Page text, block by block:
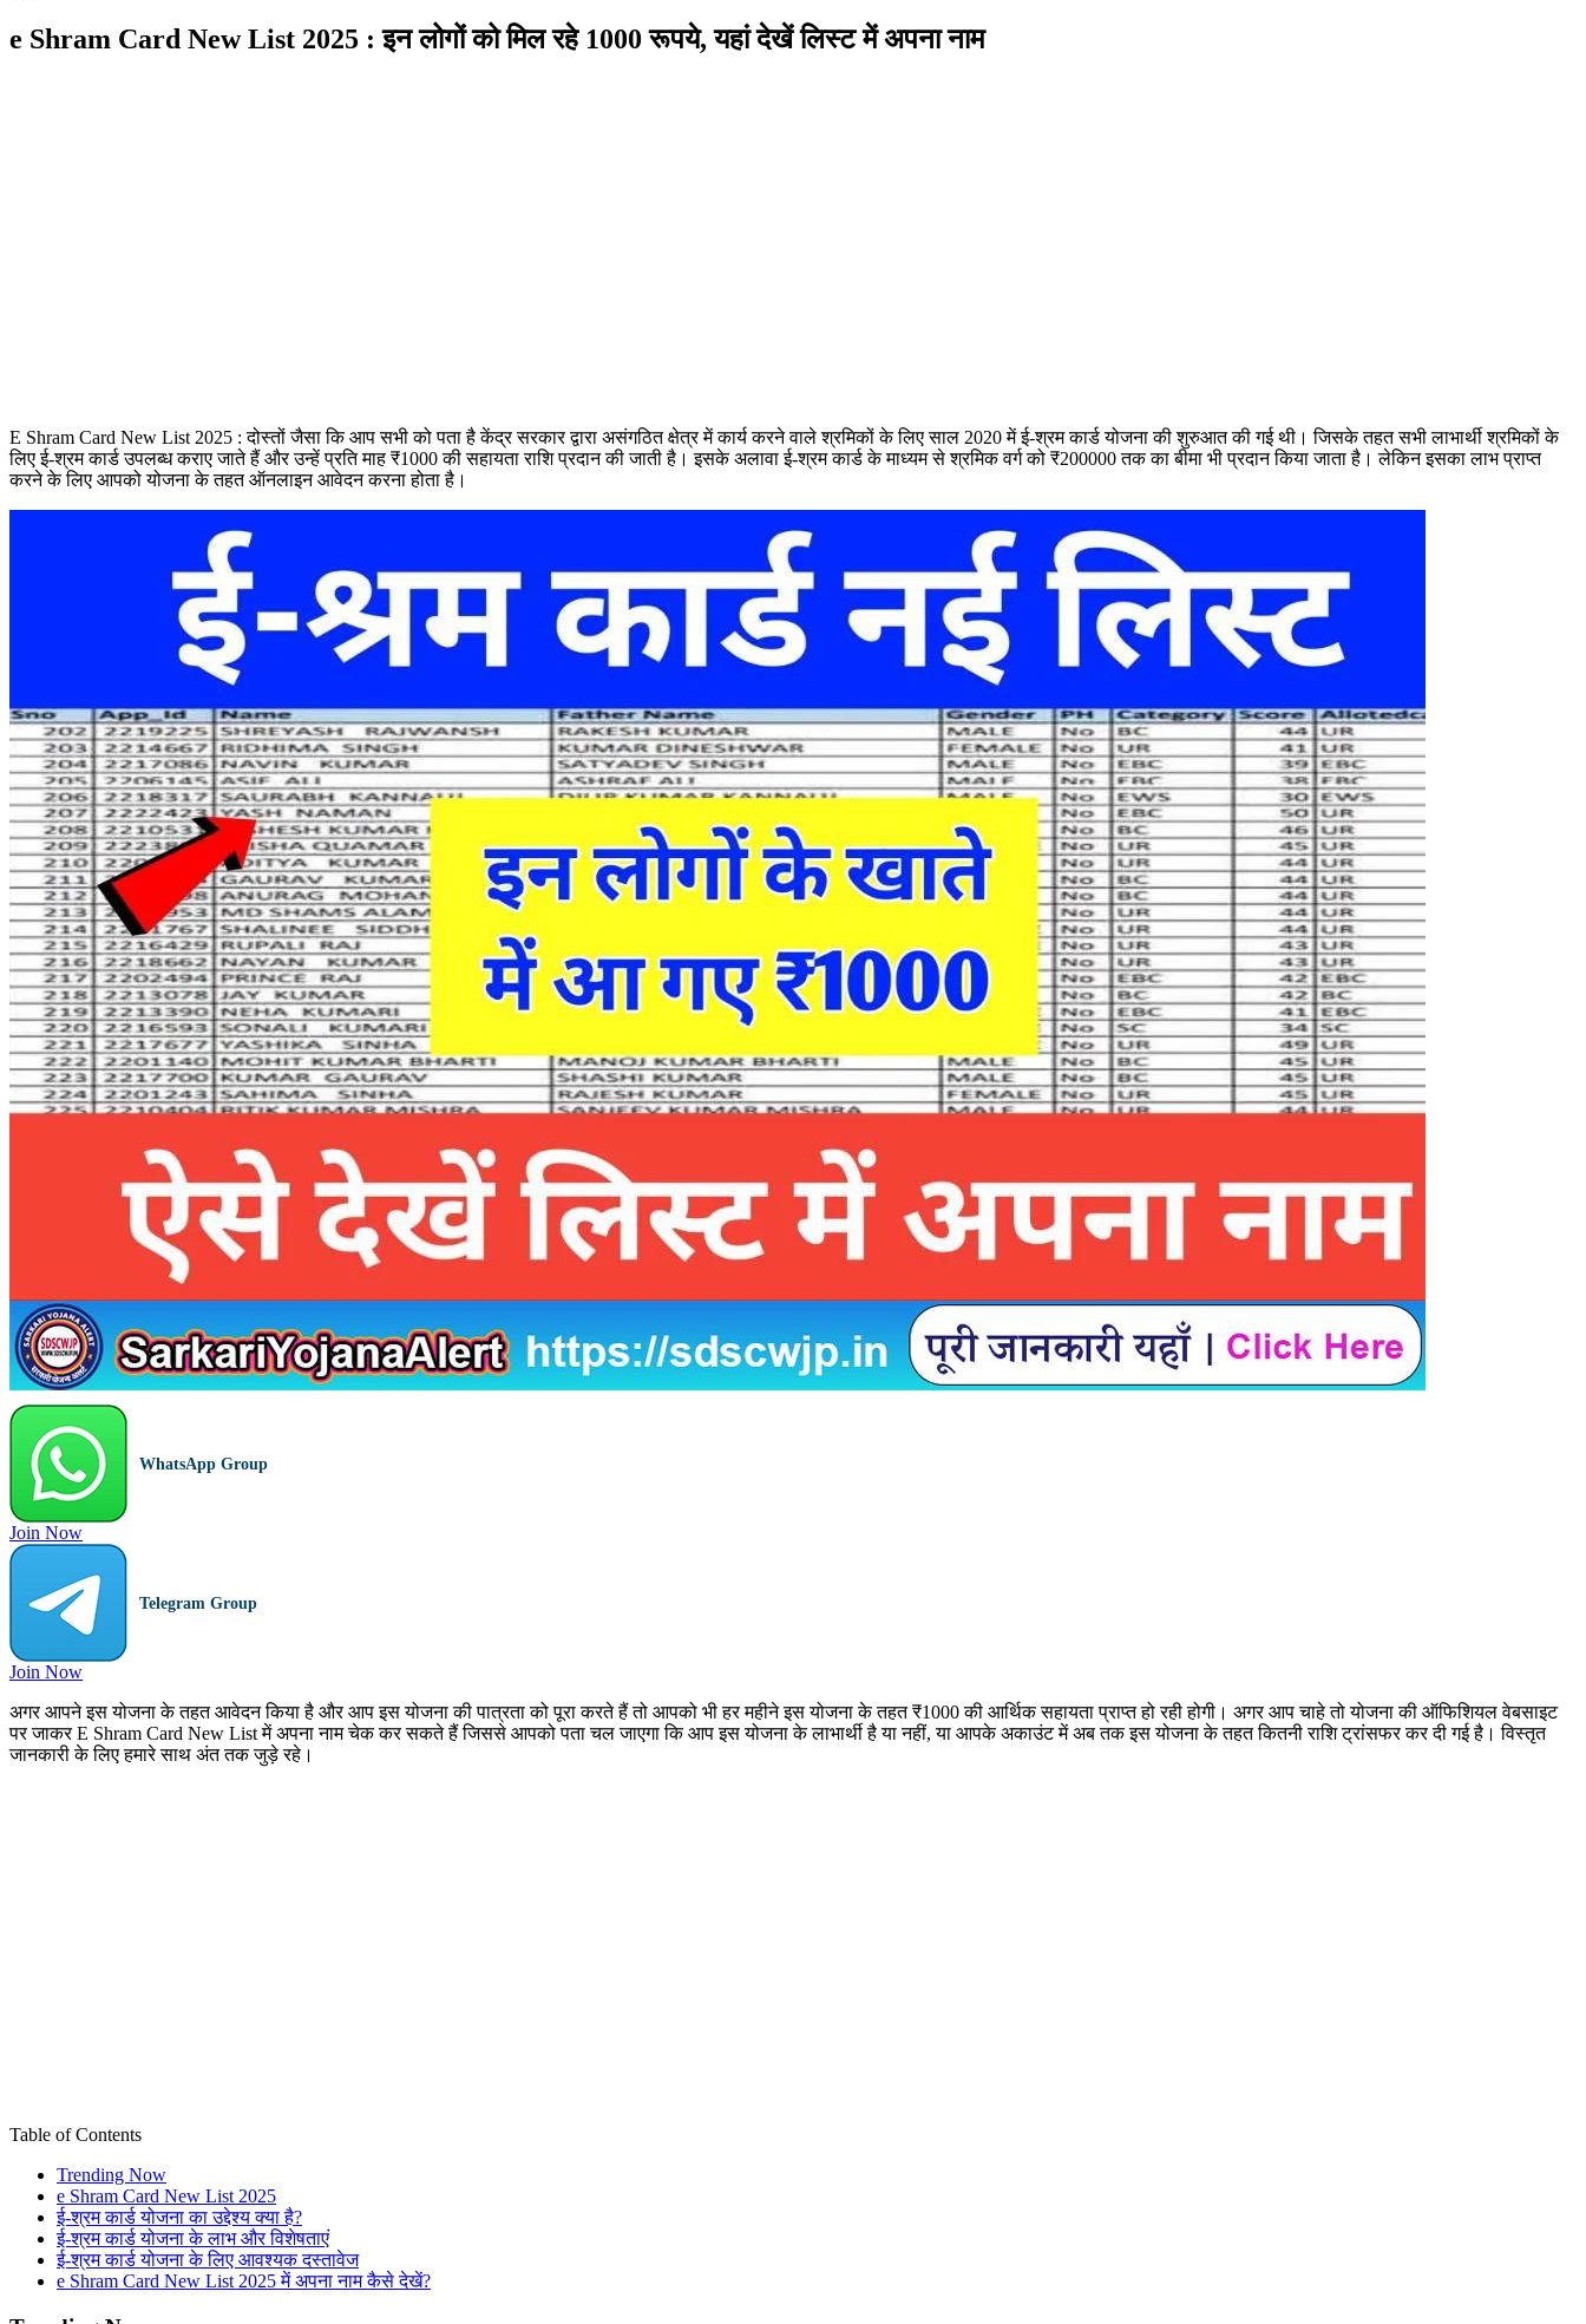
e Shram Card New List 2025 : इन लोगों को मिल रहे 1000 रूपये, यहां देखें लिस्ट में अपना नाम
E Shram Card New List 2025 : दोस्तों जैसा कि आप सभी को पता है केंद्र सरकार द्वारा असंगठित क्षेत्र में कार्य करने वाले श्रमिकों के लिए साल 2020 में ई-श्रम कार्ड योजना की शुरुआत की गई थी। जिसके तहत सभी लाभार्थी श्रमिकों के
लिए ई-श्रम कार्ड उपलब्ध कराए जाते हैं और उन्हें प्रति माह ₹1000 की सहायता राशि प्रदान की जाती है। इसके अलावा ई-श्रम कार्ड के माध्यम से श्रमिक वर्ग को ₹200000 तक का बीमा भी प्रदान किया जाता है। लेकिन इसका लाभ प्राप्त
करने के लिए आपको योजना के तहत ऑनलाइन आवेदन करना होता है।
WhatsApp Group
Join Now
Telegram Group
Join Now
अगर आपने इस योजना के तहत आवेदन किया है और आप इस योजना की पात्रता को पूरा करते हैं तो आपको भी हर महीने इस योजना के तहत ₹1000 की आर्थिक सहायता प्राप्त हो रही होगी। अगर आप चाहे तो योजना की ऑफिशियल वेबसाइट
पर जाकर E Shram Card New List में अपना नाम चेक कर सकते हैं जिससे आपको पता चल जाएगा कि आप इस योजना के लाभार्थी है या नहीं, या आपके अकाउंट में अब तक इस योजना के तहत कितनी राशि ट्रांसफर कर दी गई है। विस्तृत
जानकारी के लिए हमारे साथ अंत तक जुड़े रहे।
Table of Contents
Trending Now
e Shram Card New List 2025
ई-श्रम कार्ड योजना का उद्देश्य क्या है?
ई-श्रम कार्ड योजना के लाभ और विशेषताएं
ई-श्रम कार्ड योजना के लिए आवश्यक दस्तावेज
e Shram Card New List 2025 में अपना नाम कैसे देखें?